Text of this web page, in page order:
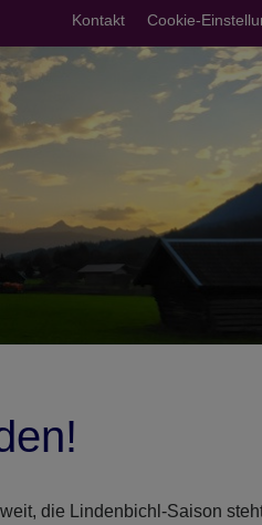
Kontakt Cookie-
die Lindenbichl-Saison